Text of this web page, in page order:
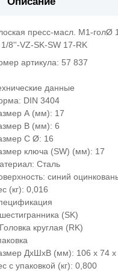
пресс-масл. M1-голØ
8''-VZ-SK-SW 17-RK
артикула: 57 837
данные
DIN 3404
А (мм): 17
В (мм): 6
C Ø: 16
ключа (SW) (мм): 17
Сталь
синий
(кг): 0,016
(SK)
круглая (RK)
ДхШхВ (мм): 106 x 74 x
с упаковкой (кг): 0,800